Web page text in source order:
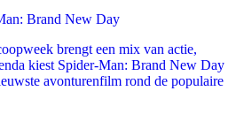
Brand New Day
brengt een mix van actie,
kiest Spider-Man: Brand New Day
avonturenfilm rond de populaire